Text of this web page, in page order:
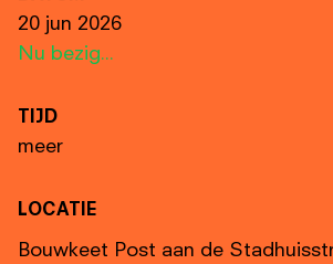
20 jun 2026
Nu bezig...
TIJD
meer
LOCATIE
Bouwkeet Post aan de